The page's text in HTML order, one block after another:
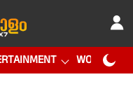
WORLD CUP